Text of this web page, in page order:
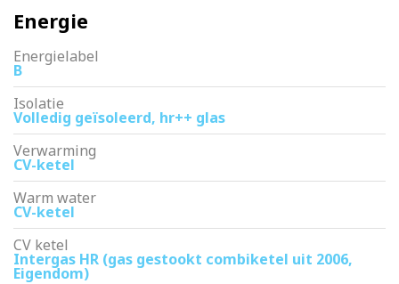
Energie
Energielabel
B
Isolatie
Volledig geïsoleerd, hr++ glas
Verwarming
CV-ketel
Warm water
CV-ketel
CV ketel
Intergas HR (gas gestookt combiketel uit 2006,
Eigendom)